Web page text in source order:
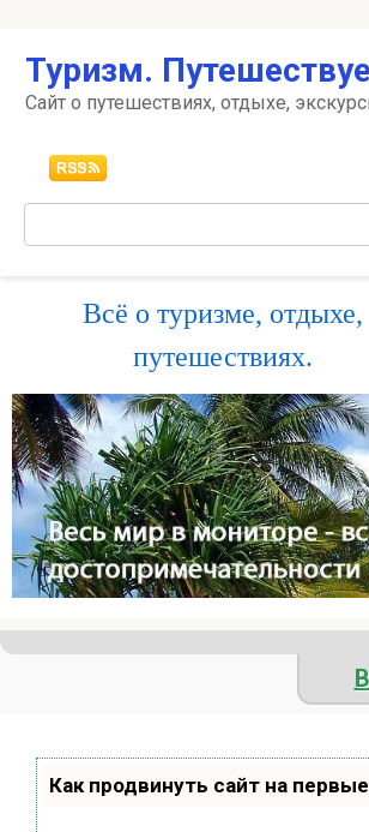
контенту
Туризм.
Сайт о путешествиях, отдыхе,
Всё о туризме, отдыхе,
путешествиях.
Как продвинуть сайт на